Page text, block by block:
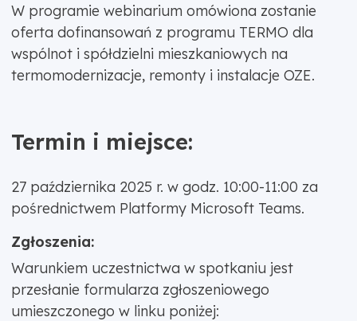
W programie webinarium omówiona zostanie
oferta dofinansowań z programu TERMO dla
wspólnot i spółdzielni mieszkaniowych na
termomodernizacje, remonty i instalacje OZE.
Termin i miejsce:
27 października 2025 r. w godz. 10:00-11:00 za
pośrednictwem Platformy Microsoft Teams.
Zgłoszenia:
Warunkiem uczestnictwa w spotkaniu jest
przesłanie formularza zgłoszeniowego
umieszczonego w linku poniżej: